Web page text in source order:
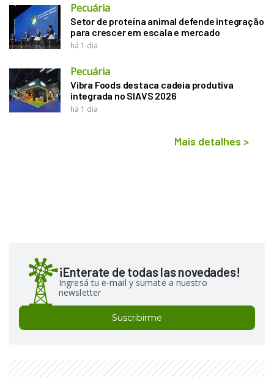
Pecuária
Setor de proteína animal defende integração
para crescer em escala e mercado
há 1 dia
Pecuária
Vibra Foods destaca cadeia produtiva
integrada no SIAVS 2026
há 1 dia
Mais detalhes >
¡Enterate de todas las novedades!
Ingresá tu e-mail y sumate a nuestro
newsletter
Suscribirme